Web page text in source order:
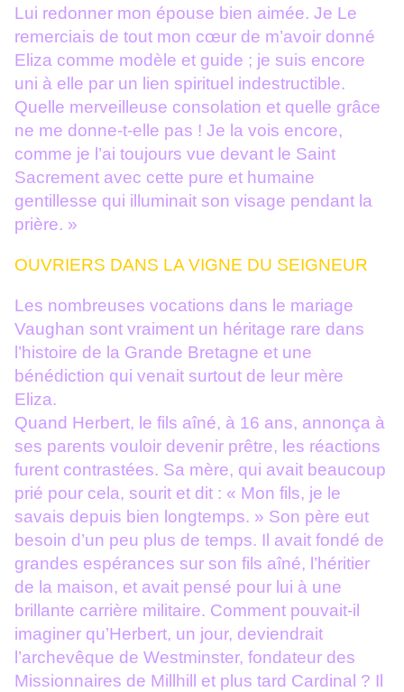
Lui redonner mon épouse bien aimée. Je Le
remerciais de tout mon cœur de m’avoir donné
Eliza comme modèle et guide ; je suis encore
uni à elle par un lien spirituel indestructible.
Quelle merveilleuse consolation et quelle grâce
ne me donne-t-elle pas ! Je la vois encore,
comme je l’ai toujours vue devant le Saint
Sacrement avec cette pure et humaine
gentillesse qui illuminait son visage pendant la
prière. »
OUVRIERS DANS LA VIGNE DU SEIGNEUR
Les nombreuses vocations dans le mariage
Vaughan sont vraiment un héritage rare dans
l’histoire de la Grande Bretagne et une
bénédiction qui venait surtout de leur mère
Eliza.
Quand Herbert, le fils aîné, à 16 ans, annonça à
ses parents vouloir devenir prêtre, les réactions
furent contrastées. Sa mère, qui avait beaucoup
prié pour cela, sourit et dit : « Mon fils, je le
savais depuis bien longtemps. » Son père eut
besoin d’un peu plus de temps. Il avait fondé de
grandes espérances sur son fils aîné, l’héritier
de la maison, et avait pensé pour lui à une
brillante carrière militaire. Comment pouvait-il
imaginer qu’Herbert, un jour, deviendrait
l’archevêque de Westminster, fondateur des
Missionnaires de Millhill et plus tard Cardinal ? Il